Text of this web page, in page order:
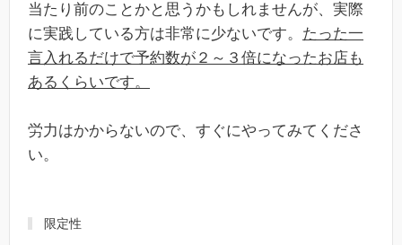
当たり前のことかと思うかもしれませんが、実際
に実践している方は非常に少ないです。 たった一
言入れるだけで予約数が２～３倍になったお店も
あるくらいです。
労力はかからないので、すぐにやってみてくださ
い。
限定性